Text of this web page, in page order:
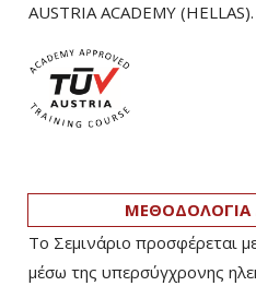
AUSTRIA ACADEMY (HELLAS).
ΜΕΘΟΔΟΛΟΓΙΑ
Το Σεμινάριο προσφέρεται
μέσω της υπερσύγχρονης